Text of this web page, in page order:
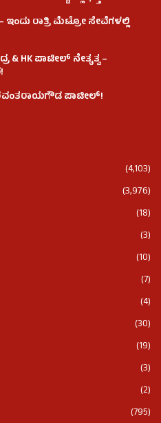
ರಾತ್ರಿ ಮೆಟ್ರೋ ಸೇವೆಗಳಲ್ಲಿ
HK ಪಾಟೀಲ್ ನೇತೃತ್ವ –
ಪಾಟೀಲ್‌!
(4,103)
(3,976)
(18)
(3)
(10)
(7)
(4)
(30)
(19)
(3)
(2)
(795)